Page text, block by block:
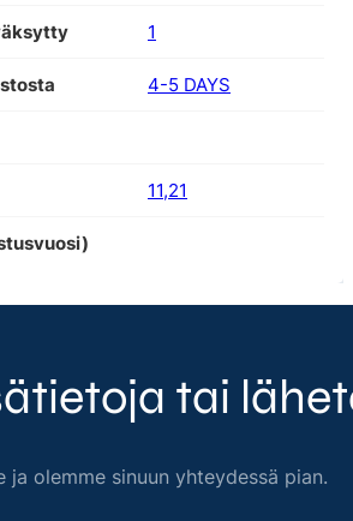
1
4-5 DAYS
11,21
tai
ja olemme sinuun yhteydessä pian.